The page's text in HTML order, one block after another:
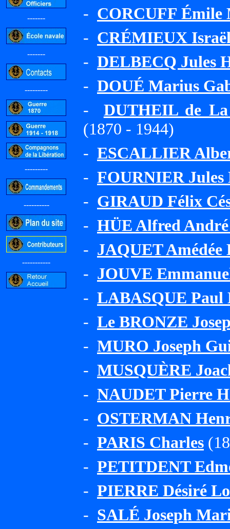
-------
-------
---------
---------
----------
-----------
- CORCUFF Émile
- CRÉMIEUX
- DELBECQ Jules
- DOUÉ Marius
- DUTHEIL de
(1870 - 1944)
- ESCALLIER
- FOURNIER
- GIRAUD Félix
- HÜE Alfred
- JAQUET Amédée
- JOUVE
- LABASQUE Paul
- Le BRONZE
- MURO Joseph
- MUSQUÈRE
- NAUDET Pierre
- OSTERMAN
- PARIS Charles
- PETITDENT
- PIERRE Désiré
- SALÉ Joseph